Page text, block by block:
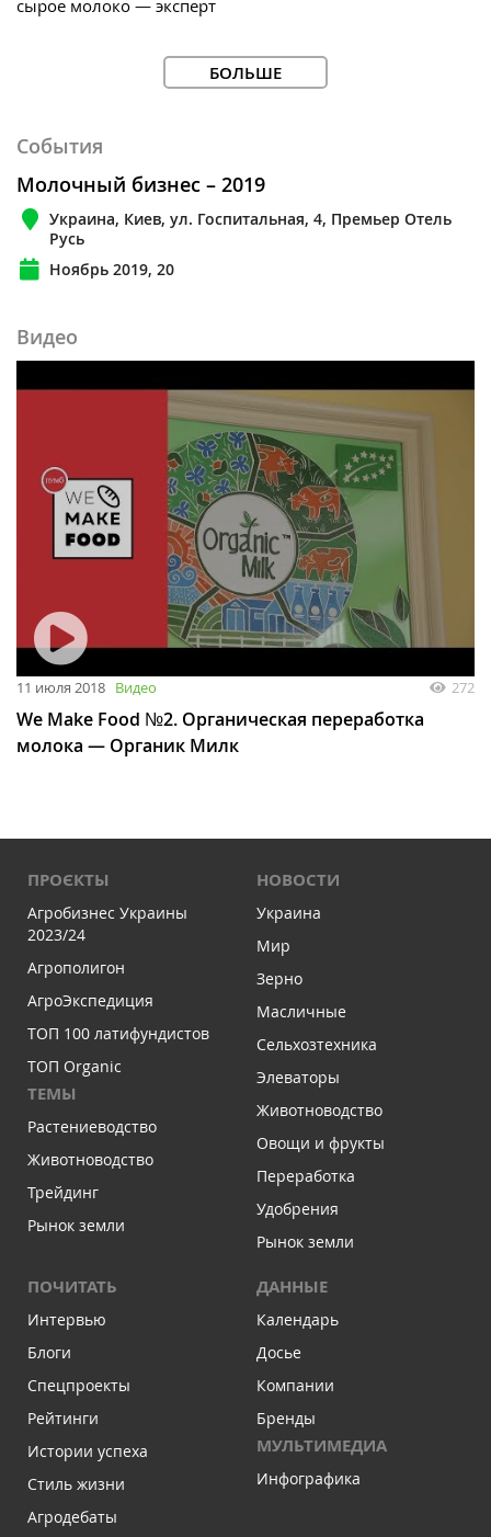
сырое молоко — эксперт
БОЛЬШЕ
События
Молочный бизнес – 2019
Украина, Киев, ул. Госпитальная, 4, Премьер Отель
Русь
Ноябрь 2019, 20
Видео
11 июля 2018 Видео 272
We Make Food №2. Органическая переработка
молока — Органик Милк
ПРОЄКТЫ
Агробизнес Украины
2023/24
Агрополигон
АгроЭкспедиция
ТОП 100 латифундистов
ТОП Organic
ТЕМЫ
Растениеводство
Животноводство
Трейдинг
Рынок земли
НОВОСТИ
Украина
Мир
Зерно
Масличные
Сельхозтехника
Элеваторы
Животноводство
Овощи и фрукты
Переработка
Удобрения
Рынок земли
ПОЧИТАТЬ
Интервью
Блоги
Спецпроекты
Рейтинги
Истории успеха
Стиль жизни
Агродебаты
ДАННЫЕ
Календарь
Досье
Компании
Бренды
МУЛЬТИМЕДИА
Инфографика